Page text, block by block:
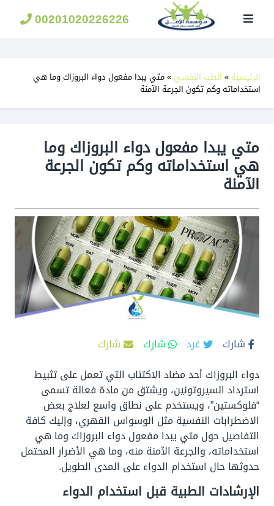
الامل
لعلاج
00201020226226
الرئيسية » الطب النفسي »متي يبدا مفعول دواء البروزاك وما هي
استخداماته وكم تكون الجرعة الآمنة
متي يبدا مفعول دواء البروزاك وما
هي استخداماته وكم تكون الجرعة
الآمنة
شارك غرد شارك
شارك
دواء البروزاك أحد مضاد الاكتئاب التي تعمل على تثبيط
استرداد السيروتونين، ويشتق من مادة فعالة تسمى
“فلوكستين”، ويستخدم على نطاق واسع لعلاج بعض
الاضطرابات النفسية مثل الوسواس القهري، وإليك كافة
التفاصيل حول متي يبدا مفعول دواء البروزاك وما هي
استخداماته، والجرعة الآمنة منه، وما هي الأضرار المحتمل
حدوثها حال استخدام الدواء على المدى الطويل.
الإرشادات الطبية قبل استخدام الدواء